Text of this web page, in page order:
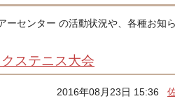
ーセンター の活動状況や、各種お知
ステニス大会
2016年08月23日 15:36